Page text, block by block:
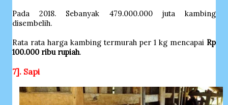
Pada 2018. Sebanyak 479.000.000 juta kambing
disembelih.
Rata rata harga kambing termurah per 1 kg mencapai Rp
100.000 ribu rupiah.
7]. Sapi